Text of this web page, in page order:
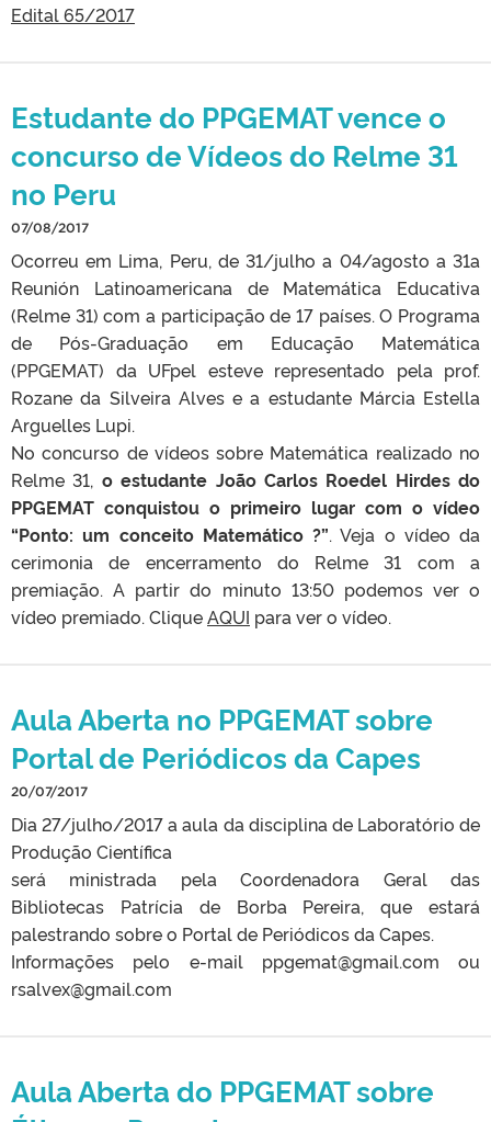
Edital 65/2017
Estudante do PPGEMAT vence o
concurso de Vídeos do Relme 31
no Peru
07/08/2017
Ocorreu em Lima, Peru, de 31/julho a 04/agosto a 31a
Reunión Latinoamericana de Matemática Educativa
(Relme 31) com a participação de 17 países. O Programa
de Pós-Graduação em Educação Matemática
(PPGEMAT) da UFpel esteve representado pela prof.
Rozane da Silveira Alves e a estudante Márcia Estella
Arguelles Lupi.
No concurso de vídeos sobre Matemática realizado no
Relme 31, o estudante João Carlos Roedel Hirdes do
PPGEMAT conquistou o primeiro lugar com o vídeo
“Ponto: um conceito Matemático ?”. Veja o vídeo da
cerimonia de encerramento do Relme 31 com a
premiação. A partir do minuto 13:50 podemos ver o
vídeo premiado. CliqueAQUI para ver o vídeo.
Aula Aberta no PPGEMAT sobre
Portal de Periódicos da Capes
20/07/2017
Dia 27/julho/2017 a aula da disciplina de Laboratório de
Produção Científica
será ministrada pela Coordenadora Geral das
Bibliotecas Patrícia de Borba Pereira, que estará
palestrando sobre o Portal de Periódicos da Capes.
Informações pelo e-mail ppgemat@gmail.com ou
rsalvex@gmail.com
Aula Aberta do PPGEMAT sobre